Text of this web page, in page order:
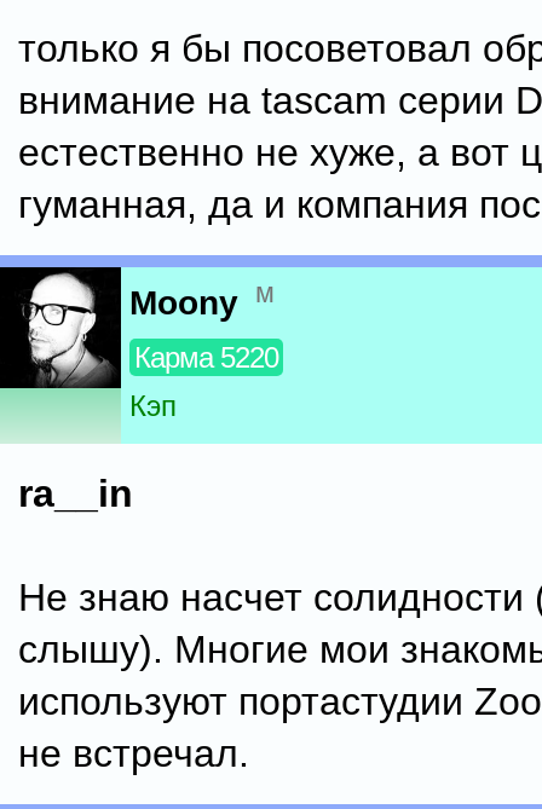
только я бы посоветовал
внимание на tascam серии
естественно не хуже, а вот
гуманная, да и компания
Moony м
Карма 5220
Кэп
ra__in
Не знаю насчет солидности
слышу). Многие мои
используют портастудии
не встречал.